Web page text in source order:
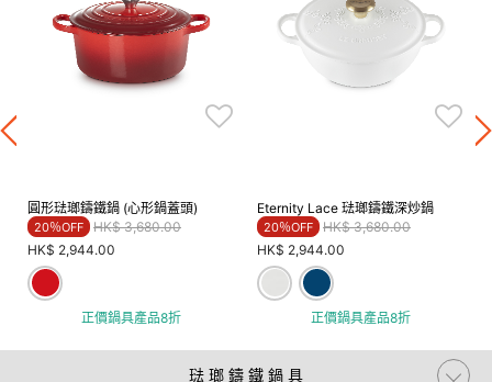
圓形琺瑯鑄鐵鍋 (心形鍋蓋頭)
20％OFF Price reduced from
HK$ 3,680.00to
HK$ 2,944.00
正價鍋具產品8折
Eternity Lace 琺瑯鑄鐵深炒鍋
20％OFF Price reduced from
HK$ 3,680.00to
HK$ 2,944.00
正價鍋具產品8折
琺 瑯 鑄 鐵 鍋 具